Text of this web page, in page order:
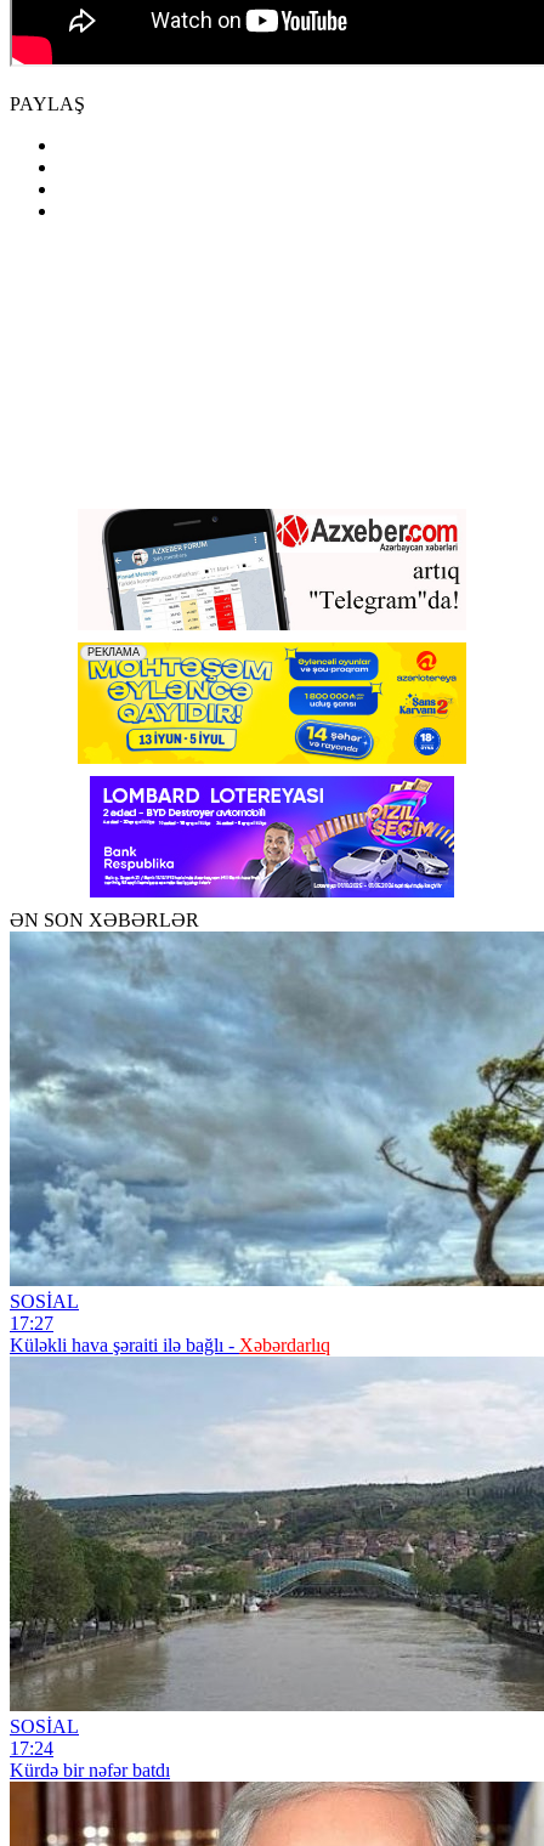
PAYLAŞ
ƏN SON XƏBƏRLƏR
SOSİAL
17:27
Küləkli hava şəraiti ilə bağlı - Xəbərdarlıq
SOSİAL
17:24
Kürdə bir nəfər batdı